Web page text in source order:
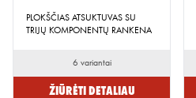
PLOKŠČIAS ATSUKTUVAS SU
TRIJŲ KOMPONENTŲ RANKENA
6 variantai
Žiūrėti detaliau